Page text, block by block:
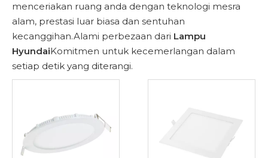
menceriakan ruang anda dengan teknologi mesra
alam, prestasi luar biasa dan sentuhan
kecanggihan.Alami perbezaan dari Lampu
HyundaiKomitmen untuk kecemerlangan dalam
setiap detik yang diterangi.